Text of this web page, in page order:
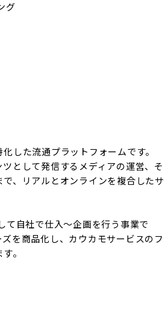
グ
した流通プラットフォームです。
として発信するメディアの運営、そ
、リアルとオンラインを複合したサ
て自社で仕入～企画を行う事業で
を商品化し、カウカモサービスのフ
。